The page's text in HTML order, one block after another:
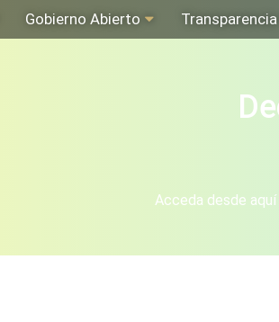
Gobierno Abierto Transparencia
Acceda desde